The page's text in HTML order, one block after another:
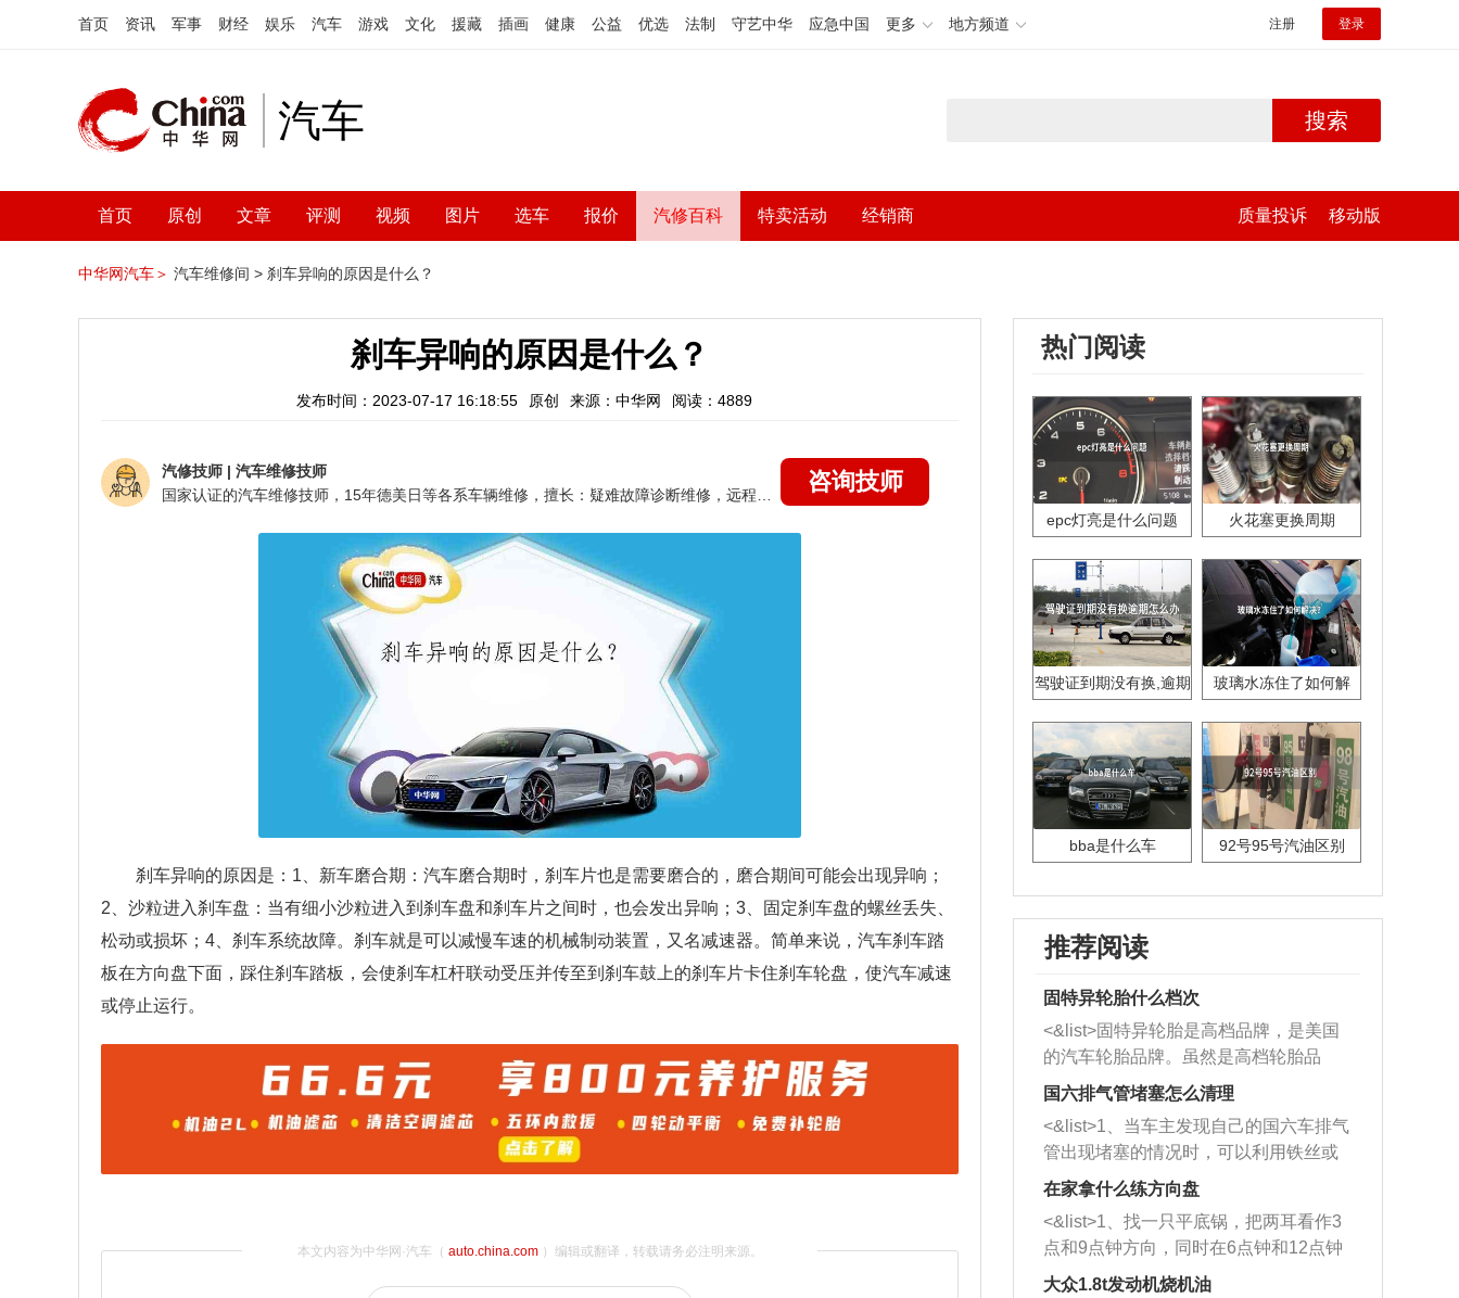
首页 资讯 军事 财经 娱乐 汽车 游戏 文化 援藏 插画 健康 公益 优选 法制 守艺中华 应急中国 更多 地方频道 注册 登录
汽车 搜索
首页 原创 文章 评测 视频 图片 选车 报价 汽修百科 特卖活动 经销商 质量投诉 移动版
中华网汽车＞ 汽车维修间 > 刹车异响的原因是什么？
刹车异响的原因是什么？
发布时间：2023-07-17 16:18:55 原创 来源：中华网 阅读：4889
汽修技师 | 汽车维修技师
咨询技师
刹车异响的原因是：1、新车磨合期：汽车磨合期时，刹车片也是需要磨合的，磨合期间可能会出现异响；
2、沙粒进入刹车盘：当有细小沙粒进入到刹车盘和刹车片之间时，也会发出异响；3、固定刹车盘的螺丝丢失、
松动或损坏；4、刹车系统故障。刹车就是可以减慢车速的机械制动装置，又名减速器。简单来说，汽车刹车踏
板在方向盘下面，踩住刹车踏板，会使刹车杠杆联动受压并传至到刹车鼓上的刹车片卡住刹车轮盘，使汽车减速
或停止运行。
本文内容为中华网·汽车（ auto.china.com）编辑或翻译，转载请务必注明来源。
热门阅读
epc灯亮是什么问题 火花塞更换周期
驾驶证到期没有换,逾期
玻璃水冻住了如何解
bba是什么车 92号95号汽油区别
推荐阅读
固特异轮胎什么档次
<&list>固特异轮胎是高档品牌，是美国
的汽车轮胎品牌。虽然是高档轮胎品
牌，但是中高低端的轮胎都有生产，这
也是为了更好的开拓市场。
国六排气管堵塞怎么清理
<&list>1、当车主发现自己的国六车排气
管出现堵塞的情况时，可以利用铁丝或
者是细棍，直接将杂物给取出来，如果
堵塞情况比较严重，也可以采取应急措
施。 <&list>2、直接利用木棍将所有的
杂物推到排气管里面的位置处，然后将
三元催化器拆解开，就可以将堵塞的东
在家拿什么练方向盘
<&list>1、找一只平底锅，把两耳看作3
点和9点钟方向，同时在6点钟和12点钟
方向做一个标记。 <&list>2、双手握住
大众1.8t发动机烧机油